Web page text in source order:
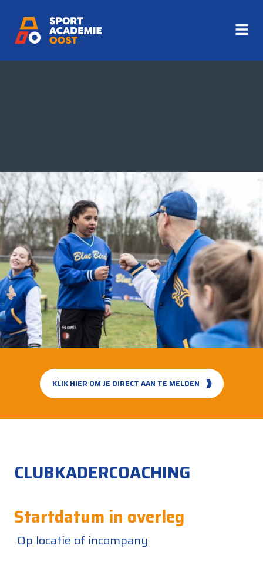
KLIK HIER OM JE DIRECT AAN TE MELDEN
CLUBKADERCOACHING
Startdatum in overleg
Op locatie of incompany